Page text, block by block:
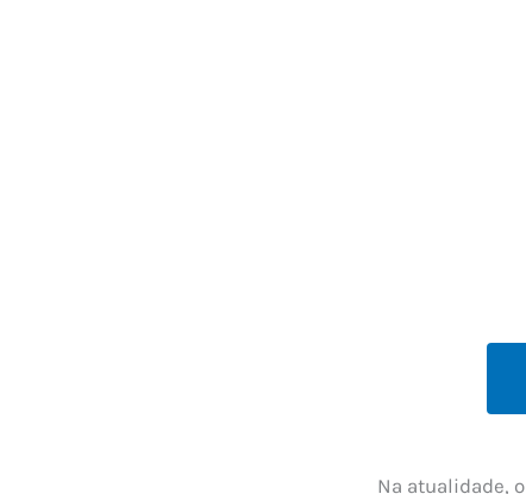
Na atualidade, o